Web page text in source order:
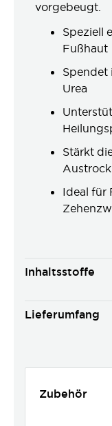
vorgebeugt.
Speziell
Fußhaut
Spendet
Urea
Stärkt
Ideal für
Inhaltsstoffe
Lieferumfang
Zubehör